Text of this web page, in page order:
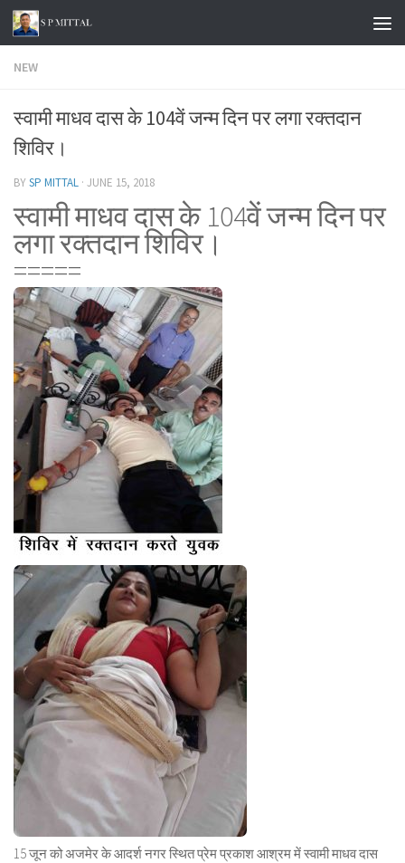
Skip to content
NEW
स्वामी माधव दास के 104वें जन्म दिन पर लगा रक्तदान
शिविर।
BYSP MITTAL · JUNE 15, 2018
स्वामी माधव दास के 104वें जन्म दिन पर
लगा रक्तदान शिविर।
=====
15 जून को अजमेर के आदर्श नगर स्थित प्रेम प्रकाश आश्रम में स्वामी माधव दास